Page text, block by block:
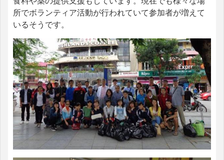
所でボランティア活動が行われていて参加者が増えて
いるそうです。